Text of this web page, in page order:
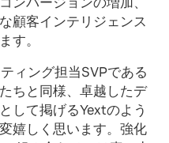
顧客インテリジェンス
す。
ィング担当SVPである
ちと同様、卓越したデ
して掲げるYextのよう
嬉しく思います。強化